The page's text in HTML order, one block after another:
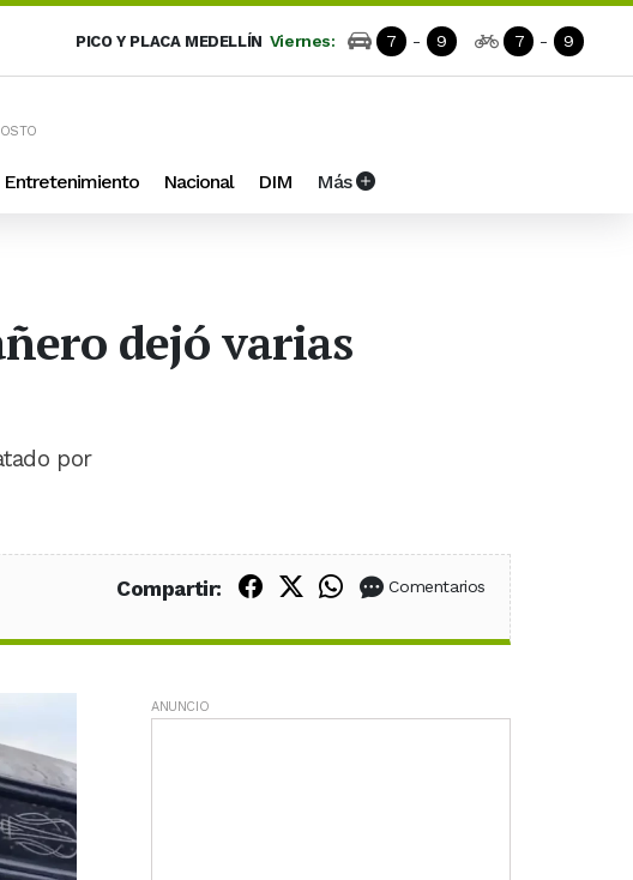
PICO Y PLACA MEDELLÍN Viernes: 7 - 9 7 - 9
Entretenimiento Nacional DIM Más
dejó varias
por
Compartir: Compartir en Facebook
Compartir en X (Twitter)
Compartir en WhatsApp
Comentarios
ANUNCIO